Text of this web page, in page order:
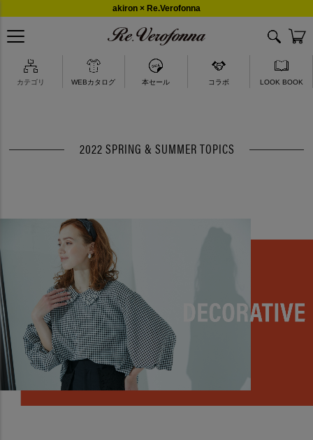
akiron × Re.Verofonna
カテゴリ WEBカタログ 本セール コラボ LOOK BOOK
2022 SPRING & SUMMER TOPICS